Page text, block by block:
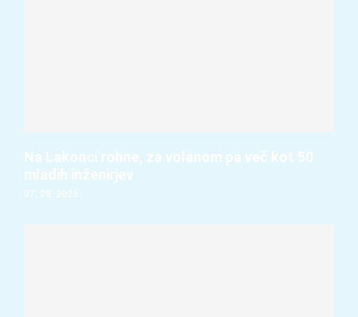
Na Lakonci rohne, za volanom pa več kot 50
mladih inženirjev
07. 08. 2026